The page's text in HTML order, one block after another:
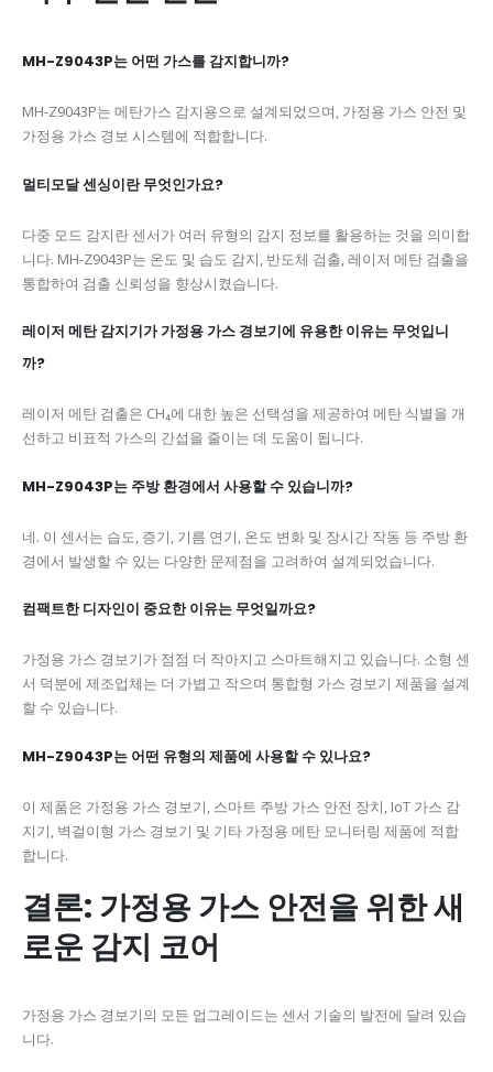
MH-Z9043P는 어떤 가스를 감지합니까?
MH-Z9043P는 메탄가스 감지용으로 설계되었으며, 가정용 가스 안전 및
가정용 가스 경보 시스템에 적합합니다.
멀티모달 센싱이란 무엇인가요?
다중 모드 감지란 센서가 여러 유형의 감지 정보를 활용하는 것을 의미합
니다. MH-Z9043P는 온도 및 습도 감지, 반도체 검출, 레이저 메탄 검출을
통합하여 검출 신뢰성을 향상시켰습니다.
레이저 메탄 감지기가 가정용 가스 경보기에 유용한 이유는 무엇입니
까?
레이저 메탄 검출은 CH₄에 대한 높은 선택성을 제공하여 메탄 식별을 개
선하고 비표적 가스의 간섭을 줄이는 데 도움이 됩니다.
MH-Z9043P는 주방 환경에서 사용할 수 있습니까?
네. 이 센서는 습도, 증기, 기름 연기, 온도 변화 및 장시간 작동 등 주방 환
경에서 발생할 수 있는 다양한 문제점을 고려하여 설계되었습니다.
컴팩트한 디자인이 중요한 이유는 무엇일까요?
가정용 가스 경보기가 점점 더 작아지고 스마트해지고 있습니다. 소형 센
서 덕분에 제조업체는 더 가볍고 작으며 통합형 가스 경보기 제품을 설계
할 수 있습니다.
MH-Z9043P는 어떤 유형의 제품에 사용할 수 있나요?
이 제품은 가정용 가스 경보기, 스마트 주방 가스 안전 장치, IoT 가스 감
지기, 벽걸이형 가스 경보기 및 기타 가정용 메탄 모니터링 제품에 적합
합니다.
결론: 가정용 가스 안전을 위한 새
로운 감지 코어
가정용 가스 경보기의 모든 업그레이드는 센서 기술의 발전에 달려 있습
니다.